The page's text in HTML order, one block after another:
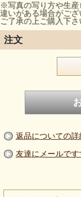
※写真の写り方や生産
違いがある場合がござ
ご了承の上ご購入下
注文
返品についての詳
友達にメールです